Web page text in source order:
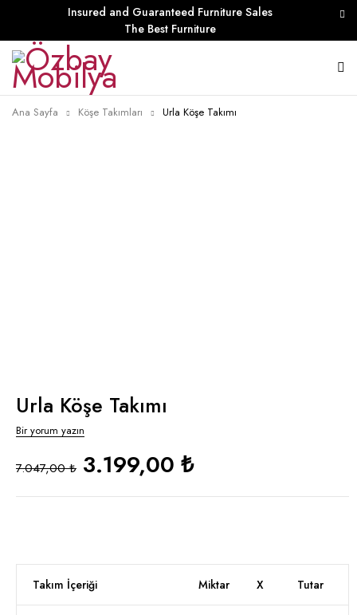
Insured and Guaranteed Furniture Sales
The Best Furniture
Ana Sayfa Köşe Takımları Urla Köşe Takımı
Urla Köşe Takımı
Bir yorum yazın
7.047,00 ₺ 3.199,00 ₺
Takım İçeriği Miktar X Tutar